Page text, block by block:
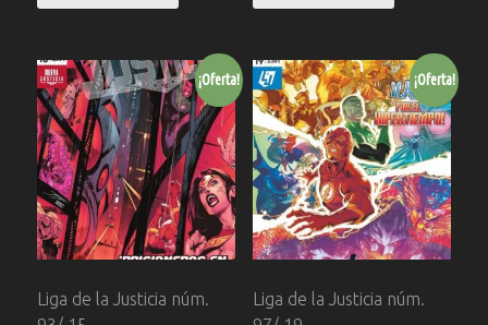
¡Oferta!
Liga de la Justicia núm.
¡Oferta!
Liga de la Justicia núm.